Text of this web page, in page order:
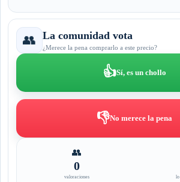
👥 La comunidad vota
¿Merece la pena comprarlo a este precio?
👍Sí, es un chollo
👎No merece la pena
👥
0
valoraciones lo